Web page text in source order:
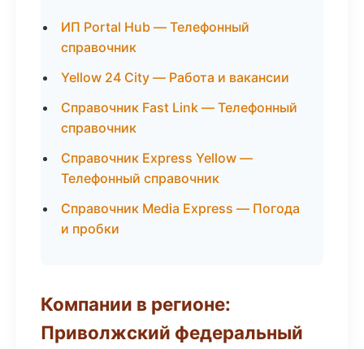
ИП Portal Hub — Телефонный
справочник
Yellow 24 City — Работа и вакансии
Справочник Fast Link — Телефонный
справочник
Справочник Express Yellow —
Телефонный справочник
Справочник Media Express — Погода
и пробки
Компании в регионе:
Приволжский федеральный